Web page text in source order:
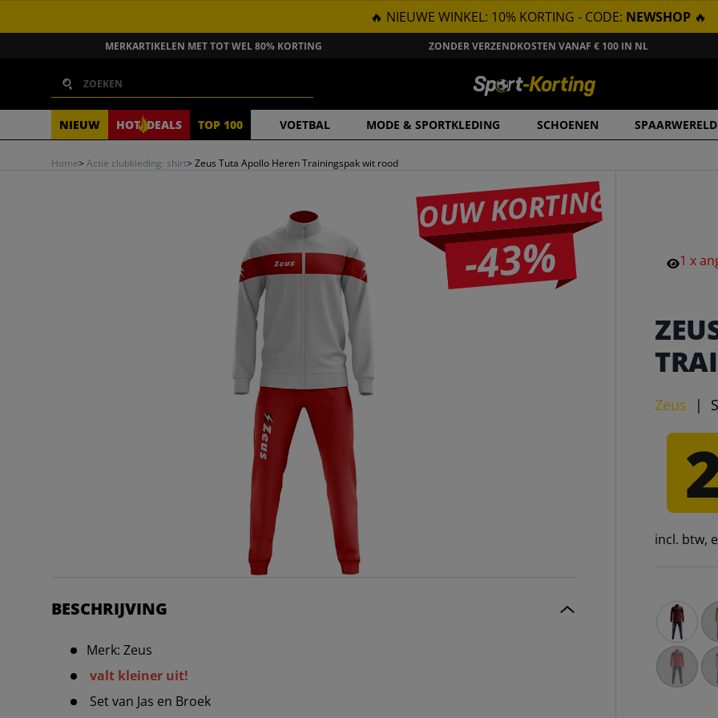
GA NAAR INHOUD
🔥 NIEUWE WINKEL: 10% KORTING - CODE: NEWSHOP 🔥
MERKARTIKELEN MET TOT WEL 80% KORTING ZONDER VERZENDKOSTEN VANAF € 100 IN NL
NIEUW HOT DEALS TOP 100 VOETBAL MODE & SPORTKLEDING SCHOENEN SPAARWERELD
Zoeken
Home> Actie clubkleding: shirt> Zeus Tuta Apollo Heren Trainingspak wit rood
JOUW KORTING
-43%
BESCHRIJVING
Merk: Zeus
valt kleiner uit!
Set van Jas en Broek
1x
Zeus |
incl. btw,
Zeus